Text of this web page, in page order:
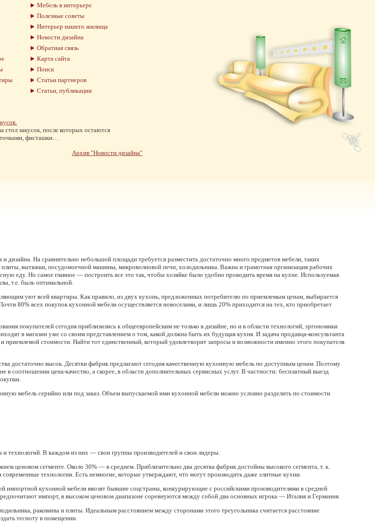
Мебель в интерьере
Полезные советы
Интерьер нашего жилища
Новости дизайна
Обратная связь
Карта сайта
Поиск
Статьи партнеров
Статьи, публикации
стол закусок, после которых остаются
фисташки…
Архив "Новости дизайна"
дизайна. На сравнительно небольшой площади требуется разместить достаточно много предметов мебели, таких
вытяжки, посудомоечной машины, микроволновой печи, холодильника. Важна и грамотная организация рабочих
еду. Но самое главное — построить все это так, чтобы хозяйке было удобно проводить время на кухне. Используемая
т.е. быль оптимальной.
уют всей квартиры. Как правило, из двух кухонь, предложенных потребителю по приемлемым ценам, выбирается
80% всех покупок кухонной мебели осуществляется новоселами, и лишь 20% приходится на тех, кто приобретает
покупателей сегодня приблизились к общеевропейским не только в дизайне, но и в области технологий, эргономики
в магазин уже со своим представлением о том, какой должна быть их будущая кухня. И задача продавца-консультанта
стоимости. Найти тот единственный, который удовлетворит запросы и возможности именно этого покупателя.
достаточно высок. Десятки фабрик предлагают сегодня качественную кухонную мебель по доступным ценам. Поэтому
соотношении цена-качество, а скорее, в области дополнительных сервисных услуг. В частности: бесплатный выезд
мебель серийно или под заказ. Объем выпускаемой ими кухонной мебели можно условно разделить по стоимости
технологий. В каждом из них — свои группы производителей и свои лидеры.
ценовом сегменте. Около 30% — в среднем. Приблизительно два десятка фабрик достойны высокого сегмента, т. к.
технологии. Есть немногие, которые утверждают, что могут производить даже элитные кухни.
импортной кухонной мебели ввозят бывшие соцстраны, конкурирующие с российскими производителями в средней
импорт, в высоком ценовом диапазоне соревнуются между собой два основных игрока — Италия и Германия.
раковины и плиты. Идеальным расстоянием между сторонами этого треугольника считается расстояние
тесноту в помещении.